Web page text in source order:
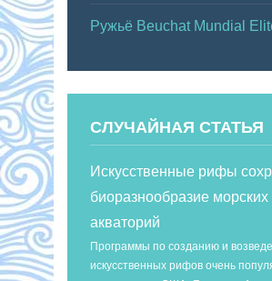
Ружьё Beuchat Mundial
СЛУЧАЙНАЯ СТАТЬЯ
Искусственные рифы
биоразнообразие морских
акваторий
Программы по созданию и
искусственных рифов очень